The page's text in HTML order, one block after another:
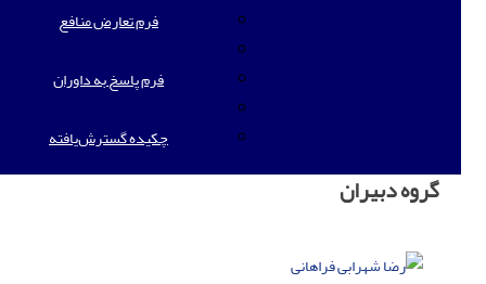
فرم تعارض منافع
فرم پاسخ به داوران
چکیده گسترش‌یافته
گروه دبیران